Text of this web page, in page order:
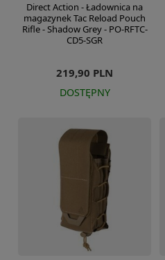
Direct Action - Ładownica na
magazynek Tac Reload Pouch
Rifle - Shadow Grey - PO-RFTC-
CD5-SGR
219,90 PLN
DOSTĘPNY